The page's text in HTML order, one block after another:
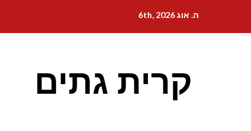
content
ה. אוג 6th, 2026
קרית גתים